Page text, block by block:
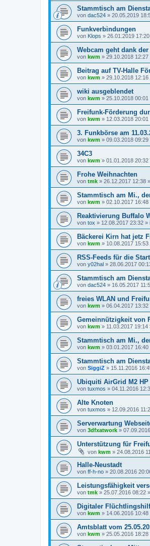
Stammtisch am
von dac524 » 20.05.2019
Funkverbindungen
von Klops » 26.01.2019 17:20
Webcam geht dank
von kwm » 29.10.2018 12:27
Beitrag auf TV-Halle
von kwm » 29.10.2018 12:16
wiki ausgeblendet
von kwm » 25.10.2018 00:01
Freifunk-Förderung
von kwm » 12.03.2018 20:01
3. Funkbörse am
von kwm » 09.03.2018 09:29
34C3
von kwm » 01.01.2018 20:32
Frohe Weihnachten
von tmk » 26.12.2017 12:38
Stammtisch am Mi.,
von kwm » 02.10.2017 16:48
Reaktivierung Buffalo
von tox » 12.08.2017 23:32 »
Bäckerei Kirn hat jetz
von kwm » 10.08.2017 15:53
RSS-Feeds für die
von y02hal » 28.06.2017
Stammtisch am
von dac524 » 16.05.2017
freies WLAN und
von kwm » 06.04.2017 13:32
Gemeinnützigkeit von
von kwm » 11.03.2017 19:14
Stammtisch am Mi.,
von kwm » 03.01.2017 16:40
Stammtisch am
von SiggiZ » 15.11.2016
Ubiquiti AirGrid M2 HP
von tuxmos » 04.11.2016
Alte Knoten
von tuxmos » 12.09.2016
Serverwartung
von 3dfxatwork »
Unterstützung für
von kwm » 24.08.2016
Halle-Neustadt
von ff-h-no » 20.08.2016
Leistungsfähigkeit
von tmk » 25.07.2016 08:22
Digitaler
von kwm » 14.06.2016 10:48
Amtsblatt vom
von kwm » 25.05.2016 18:28